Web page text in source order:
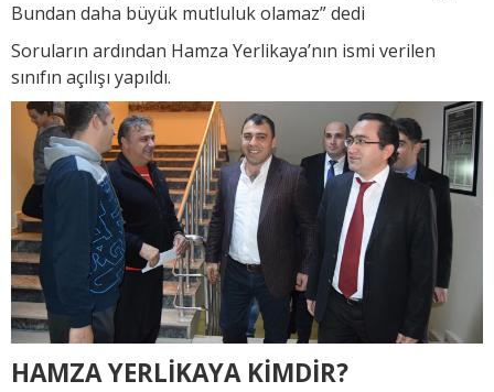
Bundan daha büyük mutluluk olamaz” dedi
Soruların ardından Hamza Yerlikaya’nın ismi verilen
sınıfın açılışı yapıldı.
HAMZA YERLİKAYA KİMDİR?